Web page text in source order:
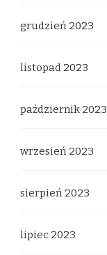
grudzień 2023
listopad 2023
październik 2023
wrzesień 2023
sierpień 2023
lipiec 2023